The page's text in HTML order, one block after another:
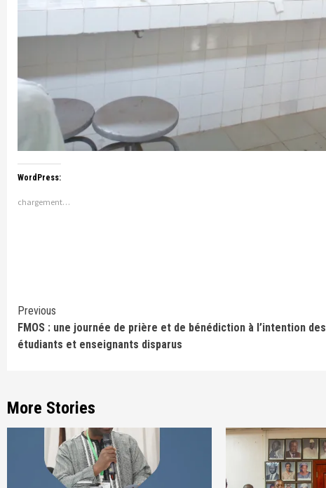
WordPress:
chargement…
Continue
Reading
Previous
FMOS : une journée de prière et de bénédiction à l’intention des
étudiants et enseignants disparus
More Stories